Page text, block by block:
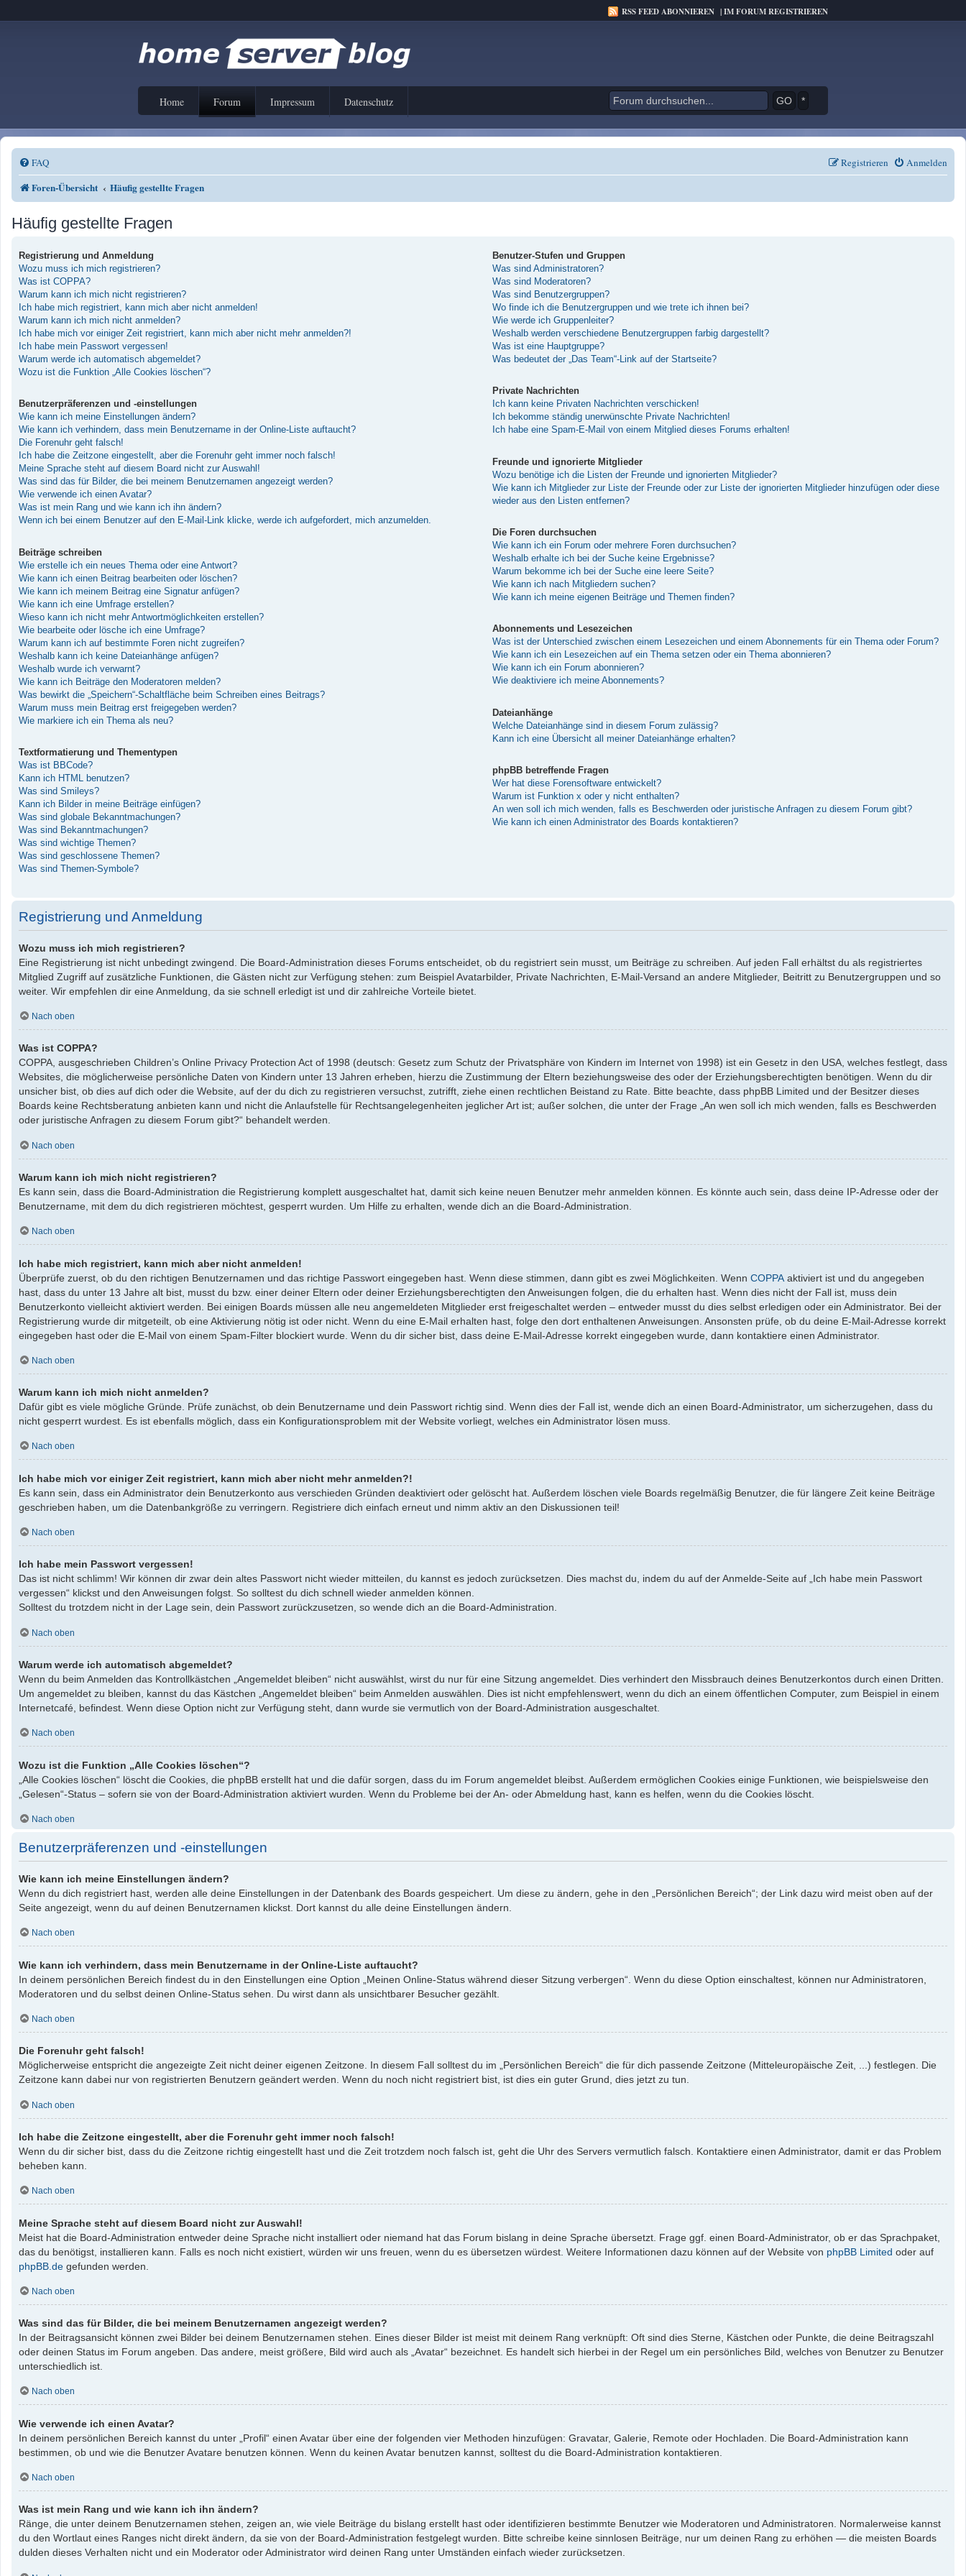
RSS FEED ABONNIEREN |IM FORUM REGISTRIEREN
Home Forum Impressum Datenschutz *
FAQ Anmelden
Registrieren
Foren-Übersicht Häufig gestellte Fragen
Häufig gestellte Fragen
Registrierung und Anmeldung
Wozu muss ich mich registrieren?
Was ist COPPA?
Warum kann ich mich nicht registrieren?
Ich habe mich registriert, kann mich aber nicht anmelden!
Warum kann ich mich nicht anmelden?
Ich habe mich vor einiger Zeit registriert, kann mich aber nicht mehr anmelden?!
Ich habe mein Passwort vergessen!
Warum werde ich automatisch abgemeldet?
Wozu ist die Funktion „Alle Cookies löschen“?
Benutzerpräferenzen und -einstellungen
Wie kann ich meine Einstellungen ändern?
Wie kann ich verhindern, dass mein Benutzername in der Online-Liste auftaucht?
Die Forenuhr geht falsch!
Ich habe die Zeitzone eingestellt, aber die Forenuhr geht immer noch falsch!
Meine Sprache steht auf diesem Board nicht zur Auswahl!
Was sind das für Bilder, die bei meinem Benutzernamen angezeigt werden?
Wie verwende ich einen Avatar?
Was ist mein Rang und wie kann ich ihn ändern?
Wenn ich bei einem Benutzer auf den E-Mail-Link klicke, werde ich aufgefordert, mich anzumelden.
Beiträge schreiben
Wie erstelle ich ein neues Thema oder eine Antwort?
Wie kann ich einen Beitrag bearbeiten oder löschen?
Wie kann ich meinem Beitrag eine Signatur anfügen?
Wie kann ich eine Umfrage erstellen?
Wieso kann ich nicht mehr Antwortmöglichkeiten erstellen?
Wie bearbeite oder lösche ich eine Umfrage?
Warum kann ich auf bestimmte Foren nicht zugreifen?
Weshalb kann ich keine Dateianhänge anfügen?
Weshalb wurde ich verwarnt?
Wie kann ich Beiträge den Moderatoren melden?
Was bewirkt die „Speichern“-Schaltfläche beim Schreiben eines Beitrags?
Warum muss mein Beitrag erst freigegeben werden?
Wie markiere ich ein Thema als neu?
Textformatierung und Thementypen
Was ist BBCode?
Kann ich HTML benutzen?
Was sind Smileys?
Kann ich Bilder in meine Beiträge einfügen?
Was sind globale Bekanntmachungen?
Was sind Bekanntmachungen?
Was sind wichtige Themen?
Was sind geschlossene Themen?
Was sind Themen-Symbole?
Benutzer-Stufen und Gruppen
Was sind Administratoren?
Was sind Moderatoren?
Was sind Benutzergruppen?
Wo finde ich die Benutzergruppen und wie trete ich ihnen bei?
Wie werde ich Gruppenleiter?
Weshalb werden verschiedene Benutzergruppen farbig dargestellt?
Was ist eine Hauptgruppe?
Was bedeutet der „Das Team“-Link auf der Startseite?
Private Nachrichten
Ich kann keine Privaten Nachrichten verschicken!
Ich bekomme ständig unerwünschte Private Nachrichten!
Ich habe eine Spam-E-Mail von einem Mitglied dieses Forums erhalten!
Freunde und ignorierte Mitglieder
Wozu benötige ich die Listen der Freunde und ignorierten Mitglieder?
Wie kann ich Mitglieder zur Liste der Freunde oder zur Liste der ignorierten Mitglieder hinzufügen oder diese
wieder aus den Listen entfernen?
Die Foren durchsuchen
Wie kann ich ein Forum oder mehrere Foren durchsuchen?
Weshalb erhalte ich bei der Suche keine Ergebnisse?
Warum bekomme ich bei der Suche eine leere Seite?
Wie kann ich nach Mitgliedern suchen?
Wie kann ich meine eigenen Beiträge und Themen finden?
Abonnements und Lesezeichen
Was ist der Unterschied zwischen einem Lesezeichen und einem Abonnements für ein Thema oder Forum?
Wie kann ich ein Lesezeichen auf ein Thema setzen oder ein Thema abonnieren?
Wie kann ich ein Forum abonnieren?
Wie deaktiviere ich meine Abonnements?
Dateianhänge
Welche Dateianhänge sind in diesem Forum zulässig?
Kann ich eine Übersicht all meiner Dateianhänge erhalten?
phpBB betreffende Fragen
Wer hat diese Forensoftware entwickelt?
Warum ist Funktion x oder y nicht enthalten?
An wen soll ich mich wenden, falls es Beschwerden oder juristische Anfragen zu diesem Forum gibt?
Wie kann ich einen Administrator des Boards kontaktieren?
Registrierung und Anmeldung
Wozu muss ich mich registrieren?
Eine Registrierung ist nicht unbedingt zwingend. Die Board-Administration dieses Forums entscheidet, ob du registriert sein musst, um Beiträge zu schreiben. Auf jeden Fall erhältst du als registriertes
Mitglied Zugriff auf zusätzliche Funktionen, die Gästen nicht zur Verfügung stehen: zum Beispiel Avatarbilder, Private Nachrichten, E-Mail-Versand an andere Mitglieder, Beitritt zu Benutzergruppen und so
weiter. Wir empfehlen dir eine Anmeldung, da sie schnell erledigt ist und dir zahlreiche Vorteile bietet.
Nach oben
Was ist COPPA?
COPPA, ausgeschrieben Children’s Online Privacy Protection Act of 1998 (deutsch: Gesetz zum Schutz der Privatsphäre von Kindern im Internet von 1998) ist ein Gesetz in den USA, welches festlegt, dass
Websites, die möglicherweise persönliche Daten von Kindern unter 13 Jahren erheben, hierzu die Zustimmung der Eltern beziehungsweise des oder der Erziehungsberechtigten benötigen. Wenn du dir
unsicher bist, ob dies auf dich oder die Website, auf der du dich zu registrieren versuchst, zutrifft, ziehe einen rechtlichen Beistand zu Rate. Bitte beachte, dass phpBB Limited und der Besitzer dieses
Boards keine Rechtsberatung anbieten kann und nicht die Anlaufstelle für Rechtsangelegenheiten jeglicher Art ist; außer solchen, die unter der Frage „An wen soll ich mich wenden, falls es Beschwerden
oder juristische Anfragen zu diesem Forum gibt?“ behandelt werden.
Nach oben
Warum kann ich mich nicht registrieren?
Es kann sein, dass die Board-Administration die Registrierung komplett ausgeschaltet hat, damit sich keine neuen Benutzer mehr anmelden können. Es könnte auch sein, dass deine IP-Adresse oder der
Benutzername, mit dem du dich registrieren möchtest, gesperrt wurden. Um Hilfe zu erhalten, wende dich an die Board-Administration.
Nach oben
Ich habe mich registriert, kann mich aber nicht anmelden!
Überprüfe zuerst, ob du den richtigen Benutzernamen und das richtige Passwort eingegeben hast. Wenn diese stimmen, dann gibt es zwei Möglichkeiten. Wenn COPPA aktiviert ist und du angegeben
hast, dass du unter 13 Jahre alt bist, musst du bzw. einer deiner Eltern oder deiner Erziehungsberechtigten den Anweisungen folgen, die du erhalten hast. Wenn dies nicht der Fall ist, muss dein
Benutzerkonto vielleicht aktiviert werden. Bei einigen Boards müssen alle neu angemeldeten Mitglieder erst freigeschaltet werden – entweder musst du dies selbst erledigen oder ein Administrator. Bei der
Registrierung wurde dir mitgeteilt, ob eine Aktivierung nötig ist oder nicht. Wenn du eine E-Mail erhalten hast, folge den dort enthaltenen Anweisungen. Ansonsten prüfe, ob du deine E-Mail-Adresse korrekt
eingegeben hast oder die E-Mail von einem Spam-Filter blockiert wurde. Wenn du dir sicher bist, dass deine E-Mail-Adresse korrekt eingegeben wurde, dann kontaktiere einen Administrator.
Nach oben
Warum kann ich mich nicht anmelden?
Dafür gibt es viele mögliche Gründe. Prüfe zunächst, ob dein Benutzername und dein Passwort richtig sind. Wenn dies der Fall ist, wende dich an einen Board-Administrator, um sicherzugehen, dass du
nicht gesperrt wurdest. Es ist ebenfalls möglich, dass ein Konfigurationsproblem mit der Website vorliegt, welches ein Administrator lösen muss.
Nach oben
Ich habe mich vor einiger Zeit registriert, kann mich aber nicht mehr anmelden?!
Es kann sein, dass ein Administrator dein Benutzerkonto aus verschieden Gründen deaktiviert oder gelöscht hat. Außerdem löschen viele Boards regelmäßig Benutzer, die für längere Zeit keine Beiträge
geschrieben haben, um die Datenbankgröße zu verringern. Registriere dich einfach erneut und nimm aktiv an den Diskussionen teil!
Nach oben
Ich habe mein Passwort vergessen!
Das ist nicht schlimm! Wir können dir zwar dein altes Passwort nicht wieder mitteilen, du kannst es jedoch zurücksetzen. Dies machst du, indem du auf der Anmelde-Seite auf „Ich habe mein Passwort
vergessen“ klickst und den Anweisungen folgst. So solltest du dich schnell wieder anmelden können.
Solltest du trotzdem nicht in der Lage sein, dein Passwort zurückzusetzen, so wende dich an die Board-Administration.
Nach oben
Warum werde ich automatisch abgemeldet?
Wenn du beim Anmelden das Kontrollkästchen „Angemeldet bleiben“ nicht auswählst, wirst du nur für eine Sitzung angemeldet. Dies verhindert den Missbrauch deines Benutzerkontos durch einen Dritten.
Um angemeldet zu bleiben, kannst du das Kästchen „Angemeldet bleiben“ beim Anmelden auswählen. Dies ist nicht empfehlenswert, wenn du dich an einem öffentlichen Computer, zum Beispiel in einem
Internetcafé, befindest. Wenn diese Option nicht zur Verfügung steht, dann wurde sie vermutlich von der Board-Administration ausgeschaltet.
Nach oben
Wozu ist die Funktion „Alle Cookies löschen“?
„Alle Cookies löschen“ löscht die Cookies, die phpBB erstellt hat und die dafür sorgen, dass du im Forum angemeldet bleibst. Außerdem ermöglichen Cookies einige Funktionen, wie beispielsweise den
„Gelesen“-Status – sofern sie von der Board-Administration aktiviert wurden. Wenn du Probleme bei der An- oder Abmeldung hast, kann es helfen, wenn du die Cookies löscht.
Nach oben
Benutzerpräferenzen und -einstellungen
Wie kann ich meine Einstellungen ändern?
Wenn du dich registriert hast, werden alle deine Einstellungen in der Datenbank des Boards gespeichert. Um diese zu ändern, gehe in den „Persönlichen Bereich“; der Link dazu wird meist oben auf der
Seite angezeigt, wenn du auf deinen Benutzernamen klickst. Dort kannst du alle deine Einstellungen ändern.
Nach oben
Wie kann ich verhindern, dass mein Benutzername in der Online-Liste auftaucht?
In deinem persönlichen Bereich findest du in den Einstellungen eine Option „Meinen Online-Status während dieser Sitzung verbergen“. Wenn du diese Option einschaltest, können nur Administratoren,
Moderatoren und du selbst deinen Online-Status sehen. Du wirst dann als unsichtbarer Besucher gezählt.
Nach oben
Die Forenuhr geht falsch!
Möglicherweise entspricht die angezeigte Zeit nicht deiner eigenen Zeitzone. In diesem Fall solltest du im „Persönlichen Bereich“ die für dich passende Zeitzone (Mitteleuropäische Zeit, ...) festlegen. Die
Zeitzone kann dabei nur von registrierten Benutzern geändert werden. Wenn du noch nicht registriert bist, ist dies ein guter Grund, dies jetzt zu tun.
Nach oben
Ich habe die Zeitzone eingestellt, aber die Forenuhr geht immer noch falsch!
Wenn du dir sicher bist, dass du die Zeitzone richtig eingestellt hast und die Zeit trotzdem noch falsch ist, geht die Uhr des Servers vermutlich falsch. Kontaktiere einen Administrator, damit er das Problem
beheben kann.
Nach oben
Meine Sprache steht auf diesem Board nicht zur Auswahl!
Meist hat die Board-Administration entweder deine Sprache nicht installiert oder niemand hat das Forum bislang in deine Sprache übersetzt. Frage ggf. einen Board-Administrator, ob er das Sprachpaket,
das du benötigst, installieren kann. Falls es noch nicht existiert, würden wir uns freuen, wenn du es übersetzen würdest. Weitere Informationen dazu können auf der Website von phpBB Limited oder auf
phpBB.de gefunden werden.
Nach oben
Was sind das für Bilder, die bei meinem Benutzernamen angezeigt werden?
In der Beitragsansicht können zwei Bilder bei deinem Benutzernamen stehen. Eines dieser Bilder ist meist mit deinem Rang verknüpft: Oft sind dies Sterne, Kästchen oder Punkte, die deine Beitragszahl
oder deinen Status im Forum angeben. Das andere, meist größere, Bild wird auch als „Avatar“ bezeichnet. Es handelt sich hierbei in der Regel um ein persönliches Bild, welches von Benutzer zu Benutzer
unterschiedlich ist.
Nach oben
Wie verwende ich einen Avatar?
In deinem persönlichen Bereich kannst du unter „Profil“ einen Avatar über eine der folgenden vier Methoden hinzufügen: Gravatar, Galerie, Remote oder Hochladen. Die Board-Administration kann
bestimmen, ob und wie die Benutzer Avatare benutzen können. Wenn du keinen Avatar benutzen kannst, solltest du die Board-Administration kontaktieren.
Nach oben
Was ist mein Rang und wie kann ich ihn ändern?
Ränge, die unter deinem Benutzernamen stehen, zeigen an, wie viele Beiträge du bislang erstellt hast oder identifizieren bestimmte Benutzer wie Moderatoren und Administratoren. Normalerweise kannst
du den Wortlaut eines Ranges nicht direkt ändern, da sie von der Board-Administration festgelegt wurden. Bitte schreibe keine sinnlosen Beiträge, nur um deinen Rang zu erhöhen — die meisten Boards
dulden dieses Verhalten nicht und ein Moderator oder Administrator wird deinen Rang unter Umständen einfach wieder zurücksetzen.